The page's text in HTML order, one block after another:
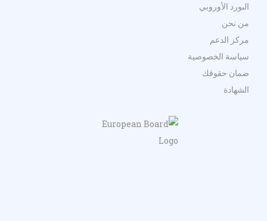
البورد الأوروبي
من نحن
مركز الدعم
سياسة الخصوصية
ضمان حقوقك
الشهادة